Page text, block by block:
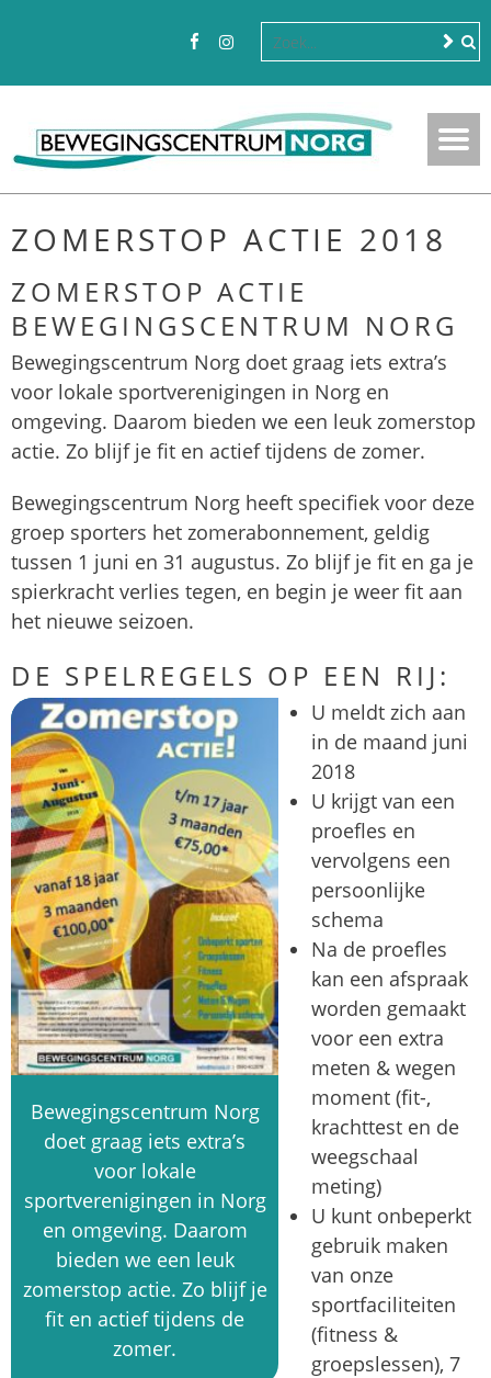
ZOMERSTOP ACTIE 2018
ZOMERSTOP ACTIE
BEWEGINGSCENTRUM NORG
Bewegingscentrum Norg doet graag iets extra’s
voor lokale sportverenigingen in Norg en
omgeving. Daarom bieden we een leuk zomerstop
actie. Zo blijf je fit en actief tijdens de zomer.
Bewegingscentrum Norg heeft specifiek voor deze
groep sporters het zomerabonnement, geldig
tussen 1 juni en 31 augustus. Zo blijf je fit en ga je
spierkracht verlies tegen, en begin je weer fit aan
het nieuwe seizoen.
DE SPELREGELS OP EEN RIJ:
Bewegingscentrum Norg
doet graag iets extra’s
voor lokale
sportverenigingen in Norg
en omgeving. Daarom
bieden we een leuk
zomerstop actie. Zo blijf je
fit en actief tijdens de
zomer.
U meldt zich aan
in de maand juni
2018
U krijgt van een
proefles en
vervolgens een
persoonlijke
schema
Na de proefles
kan een afspraak
worden gemaakt
voor een extra
meten & wegen
moment (fit-,
krachttest en de
weegschaal
meting)
U kunt onbeperkt
gebruik maken
van onze
sportfaciliteiten
(fitness &
groepslessen), 7